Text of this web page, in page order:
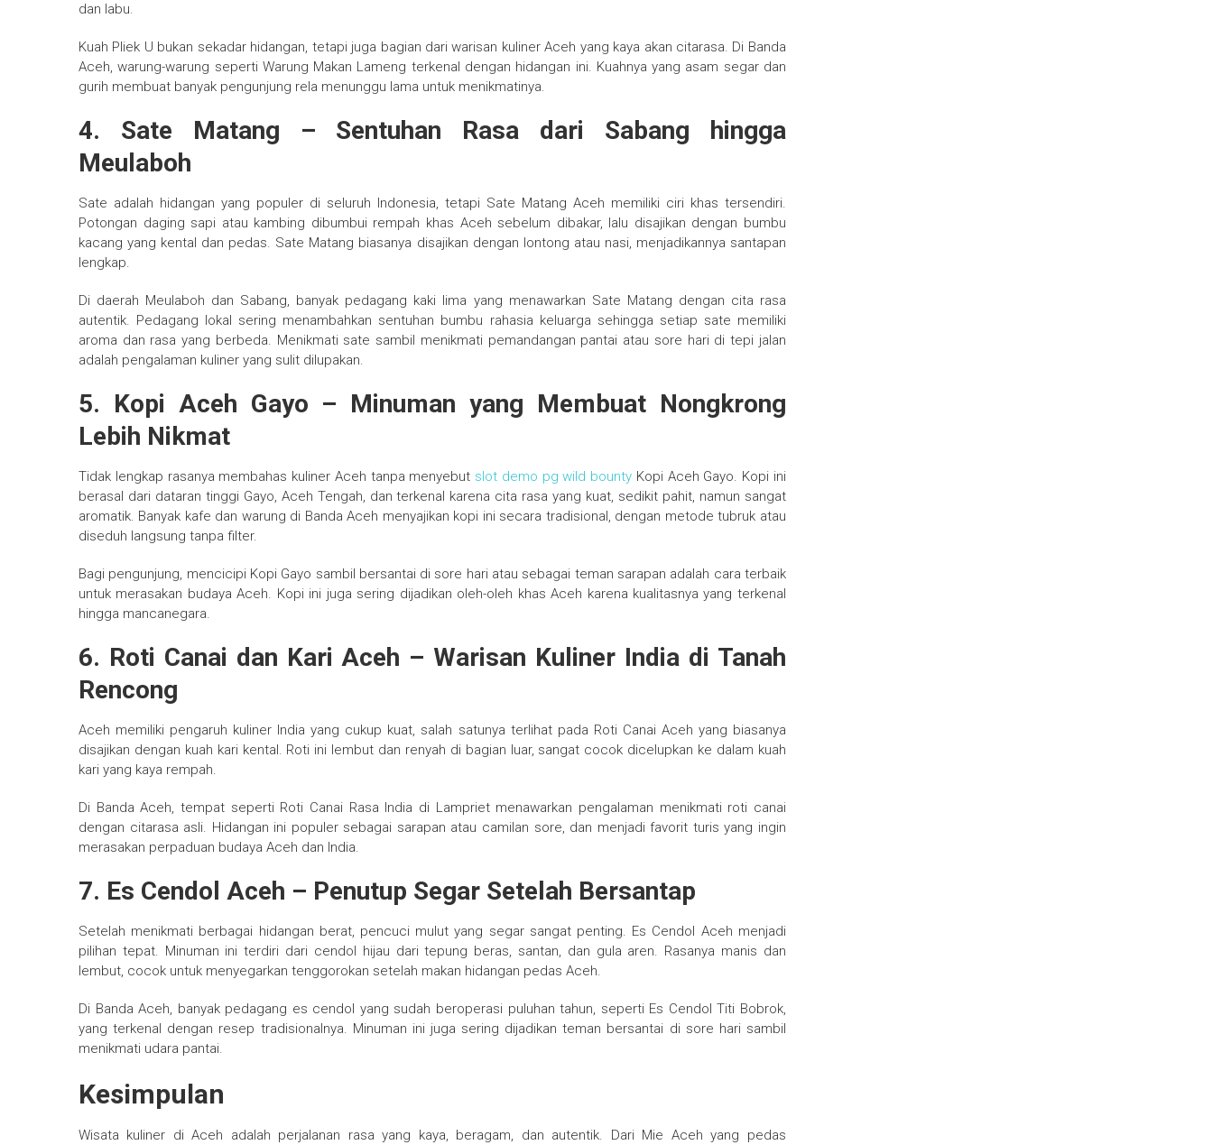
dan labu.
Kuah Pliek U bukan sekadar hidangan, tetapi juga bagian dari warisan kuliner Aceh yang kaya akan citarasa. Di Banda
Aceh, warung-warung seperti Warung Makan Lameng terkenal dengan hidangan ini. Kuahnya yang asam segar dan
gurih membuat banyak pengunjung rela menunggu lama untuk menikmatinya.
4. Sate Matang – Sentuhan Rasa dari Sabang hingga
Meulaboh
Sate adalah hidangan yang populer di seluruh Indonesia, tetapi Sate Matang Aceh memiliki ciri khas tersendiri.
Potongan daging sapi atau kambing dibumbui rempah khas Aceh sebelum dibakar, lalu disajikan dengan bumbu
kacang yang kental dan pedas. Sate Matang biasanya disajikan dengan lontong atau nasi, menjadikannya santapan
lengkap.
Di daerah Meulaboh dan Sabang, banyak pedagang kaki lima yang menawarkan Sate Matang dengan cita rasa
autentik. Pedagang lokal sering menambahkan sentuhan bumbu rahasia keluarga sehingga setiap sate memiliki
aroma dan rasa yang berbeda. Menikmati sate sambil menikmati pemandangan pantai atau sore hari di tepi jalan
adalah pengalaman kuliner yang sulit dilupakan.
5. Kopi Aceh Gayo – Minuman yang Membuat Nongkrong
Lebih Nikmat
Tidak lengkap rasanya membahas kuliner Aceh tanpa menyebut slot demo pg wild bounty Kopi Aceh Gayo. Kopi ini
berasal dari dataran tinggi Gayo, Aceh Tengah, dan terkenal karena cita rasa yang kuat, sedikit pahit, namun sangat
aromatik. Banyak kafe dan warung di Banda Aceh menyajikan kopi ini secara tradisional, dengan metode tubruk atau
diseduh langsung tanpa filter.
Bagi pengunjung, mencicipi Kopi Gayo sambil bersantai di sore hari atau sebagai teman sarapan adalah cara terbaik
untuk merasakan budaya Aceh. Kopi ini juga sering dijadikan oleh-oleh khas Aceh karena kualitasnya yang terkenal
hingga mancanegara.
6. Roti Canai dan Kari Aceh – Warisan Kuliner India di Tanah
Rencong
Aceh memiliki pengaruh kuliner India yang cukup kuat, salah satunya terlihat pada Roti Canai Aceh yang biasanya
disajikan dengan kuah kari kental. Roti ini lembut dan renyah di bagian luar, sangat cocok dicelupkan ke dalam kuah
kari yang kaya rempah.
Di Banda Aceh, tempat seperti Roti Canai Rasa India di Lampriet menawarkan pengalaman menikmati roti canai
dengan citarasa asli. Hidangan ini populer sebagai sarapan atau camilan sore, dan menjadi favorit turis yang ingin
merasakan perpaduan budaya Aceh dan India.
7. Es Cendol Aceh – Penutup Segar Setelah Bersantap
Setelah menikmati berbagai hidangan berat, pencuci mulut yang segar sangat penting. Es Cendol Aceh menjadi
pilihan tepat. Minuman ini terdiri dari cendol hijau dari tepung beras, santan, dan gula aren. Rasanya manis dan
lembut, cocok untuk menyegarkan tenggorokan setelah makan hidangan pedas Aceh.
Di Banda Aceh, banyak pedagang es cendol yang sudah beroperasi puluhan tahun, seperti Es Cendol Titi Bobrok,
yang terkenal dengan resep tradisionalnya. Minuman ini juga sering dijadikan teman bersantai di sore hari sambil
menikmati udara pantai.
Kesimpulan
Wisata kuliner di Aceh adalah perjalanan rasa yang kaya, beragam, dan autentik. Dari Mie Aceh yang pedas